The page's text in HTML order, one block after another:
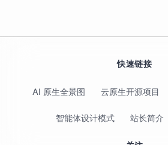
快速链接
AI 原生全景图 云原生开源项目
智能体设计模式 站长简介